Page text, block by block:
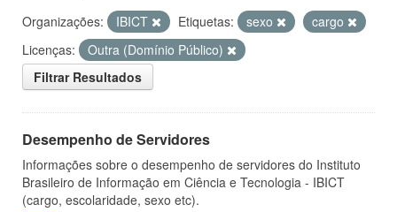
Organizações: IBICT Etiquetas: sexo
cargo
Licenças:
Outra (Domínio Público)
Filtrar Resultados
Desempenho de Servidores
Informações sobre o desempenho de servidores do Instituto
Brasileiro de Informação em Ciência e Tecnologia - IBICT
(cargo, escolaridade, sexo etc).